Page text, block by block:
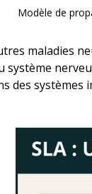
Modèle de
maladies
système
des systèmes